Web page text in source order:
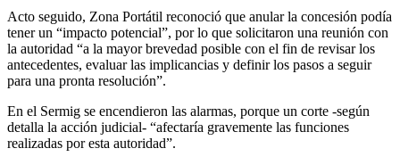
Acto seguido, Zona Portátil reconoció que anular la concesión podía
tener un “impacto potencial”, por lo que solicitaron una reunión con
la autoridad “a la mayor brevedad posible con el fin de revisar los
antecedentes, evaluar las implicancias y definir los pasos a seguir
para una pronta resolución”.
En el Sermig se encendieron las alarmas, porque un corte -según
detalla la acción judicial- “afectaría gravemente las funciones
realizadas por esta autoridad”.